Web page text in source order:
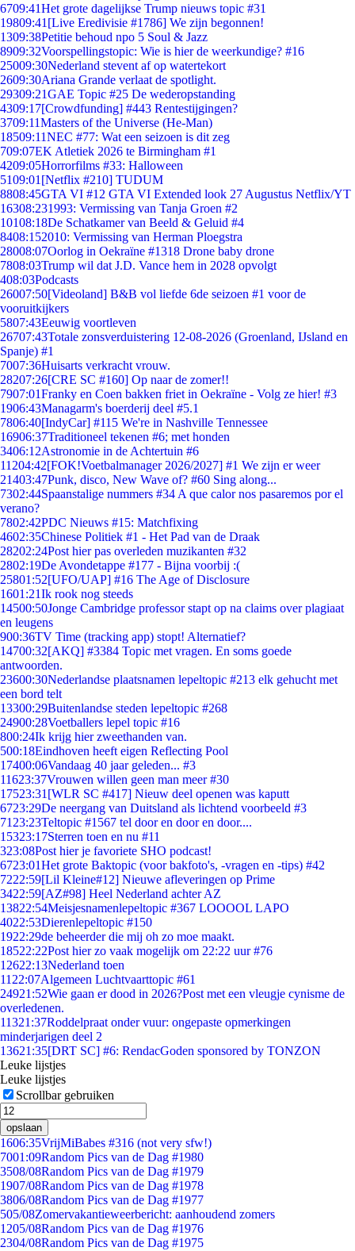
6709:41Het grote dagelijkse Trump nieuws topic #31
19809:41 [Live Eredivisie #1786] We zijn begonnen!
1309:38Petitie behoud npo 5 Soul & Jazz
8909:32Voorspellingstopic: Wie is hier de weerkundige? #16
25009:30Nederland stevent af op watertekort
2609:30Ariana Grande verlaat de spotlight.
29309:21GAE Topic #25 De wederopstanding
4309:17[Crowdfunding] #443 Rentestijgingen?
3709:11Masters of the Universe (He-Man)
18509:11NEC #77: Wat een seizoen is dit zeg
709:07EK Atletiek 2026 te Birmingham #1
4209:05Horrorfilms #33: Halloween
5109:01 [Netflix #210] TUDUM
8808:45GTA VI #12 GTA VI Extended look 27 Augustus Netflix/YT
16308:231993: Vermissing van Tanja Groen #2
10108:18De Schatkamer van Beeld & Geluid #4
8408:152010: Vermissing van Herman Ploegstra
28008:07Oorlog in Oekraïne #1318 Drone baby drone
7808:03Trump wil dat J.D. Vance hem in 2028 opvolgt
408:03Podcasts
26007:50[Videoland] B&B vol liefde 6de seizoen #1 voor de
vooruitkijkers
5807:43Eeuwig voortleven
26707:43Totale zonsverduistering 12-08-2026 (Groenland, IJsland en
Spanje) #1
7007:36Huisarts verkracht vrouw.
28207:26[CRE SC #160] Op naar de zomer!!
7907:01Franky en Coen bakken friet in Oekraïne - Volg ze hier! #3
1906:43Managarm's boerderij deel #5.1
7806:40[IndyCar] #115 We're in Nashville Tennessee
16906:37Traditioneel tekenen #6; met honden
3406:12Astronomie in de Achtertuin #6
11204:42[FOK!Voetbalmanager 2026/2027] #1 We zijn er weer
21403:47Punk, disco, New Wave of? #60 Sing along...
7302:44Spaanstalige nummers #34 A que calor nos pasaremos por el
verano?
7802:42PDC Nieuws #15: Matchfixing
4602:35Chinese Politiek #1 - Het Pad van de Draak
28202:24Post hier pas overleden muzikanten #32
2802:19De Avondetappe #177 - Bijna voorbij :(
25801:52[UFO/UAP] #16 The Age of Disclosure
1601:21Ik rook nog steeds
14500:50Jonge Cambridge professor stapt op na claims over plagiaat
en leugens
900:36TV Time (tracking app) stopt! Alternatief?
14700:32[AKQ] #3384 Topic met vragen. En soms goede
antwoorden.
23600:30Nederlandse plaatsnamen lepeltopic #213 elk gehucht met
een bord telt
13300:29Buitenlandse steden lepeltopic #268
24900:28Voetballers lepel topic #16
800:24Ik krijg hier zweethanden van.
500:18Eindhoven heeft eigen Reflecting Pool
17400:06Vandaag 40 jaar geleden... #3
11623:37Vrouwen willen geen man meer #30
17523:31 [WLR SC #417] Nieuw deel openen was kaputt
6723:29De neergang van Duitsland als lichtend voorbeeld #3
71 23:23Teltopic #1567 tel door en door en door....
15323:17Sterren toen en nu #11
323:08Post hier je favoriete SHO podcast!
6723:01Het grote Baktopic (voor bakfoto's, -vragen en -tips) #42
7222:59[Lil Kleine#12] Nieuwe afleveringen op Prime
3422:59[AZ#98] Heel Nederland achter AZ
13822:54Meisjesnamenlepeltopic #367 LOOOOL LAPO
4022:53Dierenlepeltopic #150
1922:29de beheerder die mij oh zo moe maakt.
18522:22Post hier zo vaak mogelijk om 22:22 uur #76
12622:13Nederland toen
11 22:07Algemeen Luchtvaarttopic #61
24921:52Wie gaan er dood in 2026?Post met een vleugje cynisme de
overledenen.
11321:37Roddelpraat onder vuur: ongepaste opmerkingen
minderjarigen deel 2
13621:35[DRT SC] #6: RendacGoden sponsored by TONZON
Leuke lijstjes
Leuke lijstjes
Scrollbar gebruiken
opslaan
1606:35VrijMiBabes #316 (not very sfw!)
7001:09Random Pics van de Dag #1980
3508/08Random Pics van de Dag #1979
1907/08Random Pics van de Dag #1978
3806/08Random Pics van de Dag #1977
505/08Zomervakantieweerbericht: aanhoudend zomers
1205/08Random Pics van de Dag #1976
2304/08Random Pics van de Dag #1975